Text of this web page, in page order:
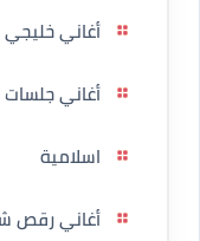
أغاني
أغاني جلسات
اسلامية
أغاني رقص